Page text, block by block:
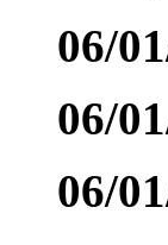
06/
06/
06/